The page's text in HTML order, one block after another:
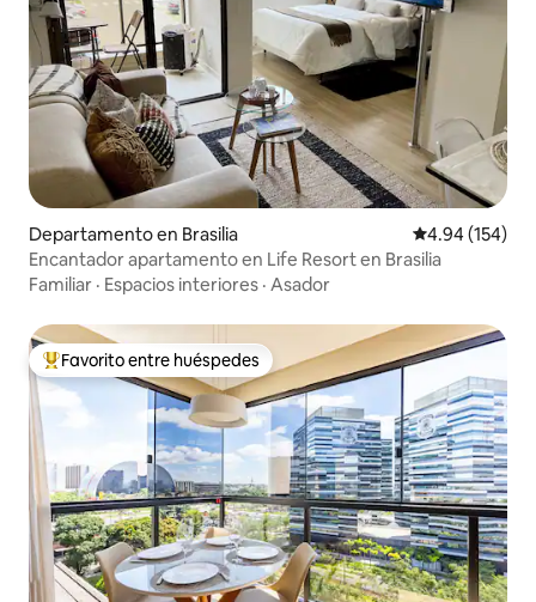
Departamento en Brasilia Calificación
4.94 (154)
Encantador apartamento en Life Resort en Brasilia
Familiar · Espacios interiores · Asador
De los mejores en Favorito entre huéspedes
Favorito entre huéspedes